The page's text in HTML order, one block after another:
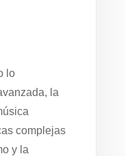
lo
la
complejas
y la